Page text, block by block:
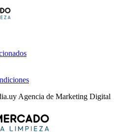
Agencia de Marketing Digital